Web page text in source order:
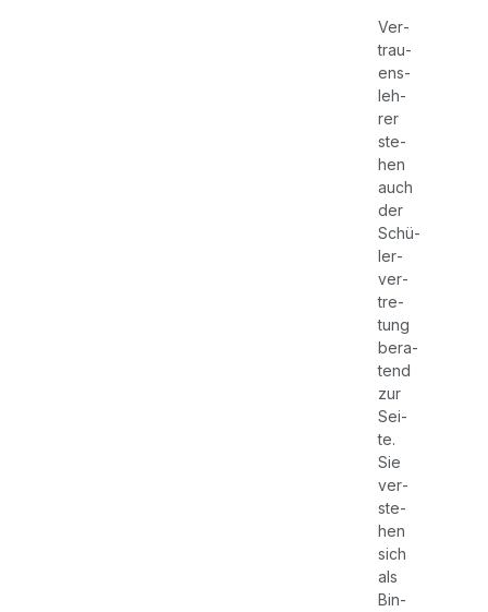
Ver­
trau­
ens­
leh­
rer
ste­
hen
auch
der
Schü­
ler­
ver­
tre­
tung
bera­
tend
zur
Sei­
te.
Sie
ver­
ste­
hen
sich
als
Bin­